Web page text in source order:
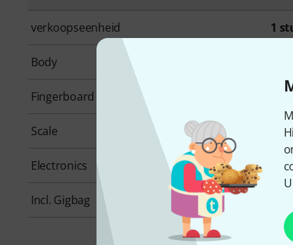
verkoopseenheid 1
Body
Fingerboard
Scale Long
Electronics
Incl. Gigbag